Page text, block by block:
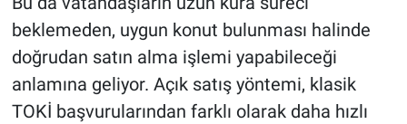
beklemeden, uygun konut bulunması halinde
doğrudan satın alma işlemi yapabileceği
anlamına geliyor. Açık satış yöntemi, klasik
TOKİ başvurularından farklı olarak daha hızlı